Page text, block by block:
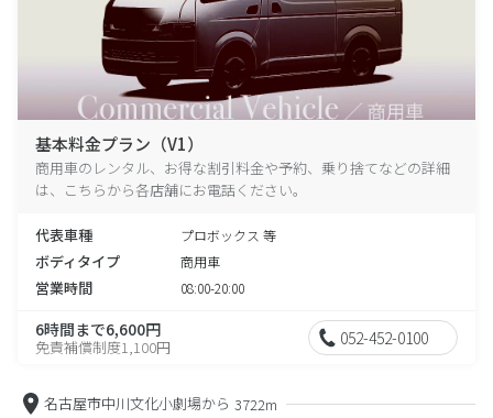
基本料金プラン（V1）
商用車のレンタル、お得な割引料金や予約、乗り捨てなどの詳細
は、こちらから各店舗にお電話ください。
代表車種 プロボックス 等
ボディタイプ 商用車
営業時間 08:00-20:00
6時間まで6,600円
免責補償制度1,100円 052-452-0100
名古屋市中川文化小劇場から 3722m